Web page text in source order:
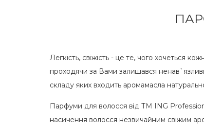
Легкість, свіжість - це те, чого хочеться
проходячи за Вами залишався
складу яких входить аромамасла
Парфуми для волосся від ТМ ING
насичення волосся незвичайним свіжим